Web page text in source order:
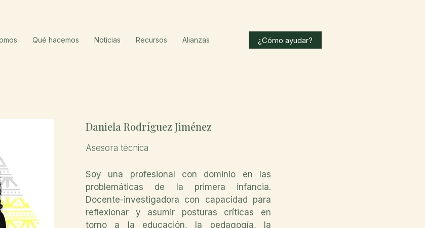
Qué hacemos Noticias Recursos Alianzas ¿Cómo ayudar?
Daniela Rodríguez Jiménez
Asesora técnica
Soy una profesional con dominio en las
problemáticas de la primera infancia.
Docente-investigadora con capacidad para
reflexionar y asumir posturas críticas en
torno a la educación, la pedagogía, la